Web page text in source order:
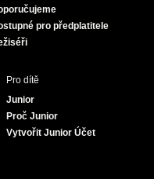
pro předplatitele
Pro dítě
Junior
Proč Junior
Vytvořit Junior Účet